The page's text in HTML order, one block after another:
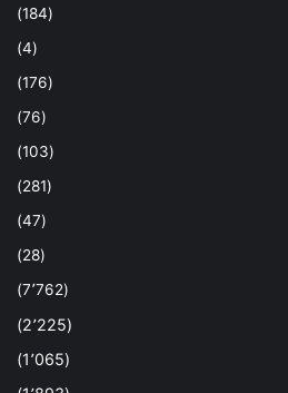
(184)
(4)
(176)
(76)
(103)
(281)
(47)
(28)
(7٬762)
(2٬225)
(1٬065)